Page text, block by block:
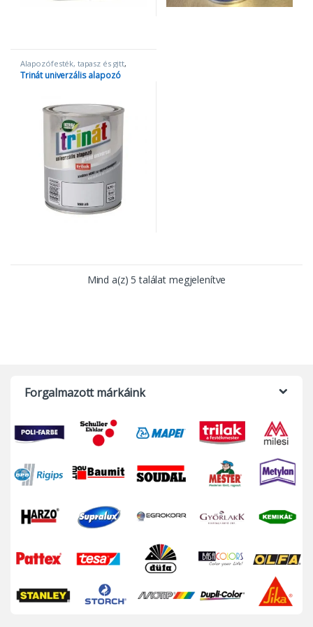
Alapozófesték, tapasz és gitt,
Alapozók, Univerzális alapozók
Trinát univerzális alapozó
Mind a(z) 5 találat megjelenítve
Forgalmazott márkáink